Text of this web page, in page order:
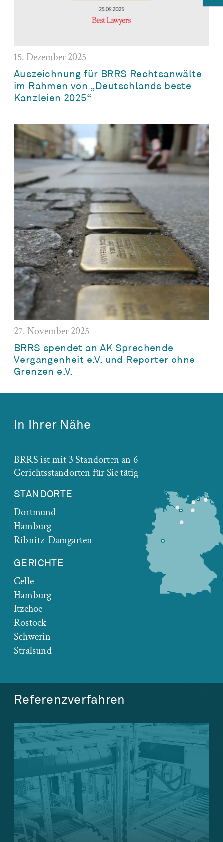
15. Dezember 2025
Auszeichnung für BRRS Rechtsanwälte
im Rahmen von „Deutschlands beste
Kanzleien 2025“
27. November 2025
BRRS spendet an AK Sprechende
Vergangenheit e.V. und Reporter ohne
Grenzen e.V.
In Ihrer Nähe
BRRS ist mit 3 Standorten an 6
Gerichtsstandorten für Sie tätig
STANDORTE
Dortmund
Hamburg
Ribnitz-Damgarten
GERICHTE
Celle
Hamburg
Itzehoe
Rostock
Schwerin
Stralsund
Referenzverfahren